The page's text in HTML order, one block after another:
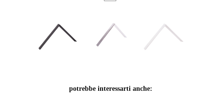
potrebbe interessarti anche: